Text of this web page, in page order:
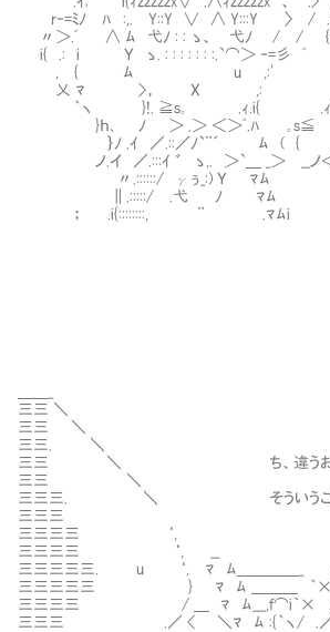
r‐=ﾐﾉ ﾊ :,. Y::Y ∨ ∧ Y:::Y
〃＞.ﾞ ∧ ﾑ 弋ﾉ : : ゝ、 弋ﾉ / /
i{ .: i Ｙ ゝ. : : : : : : :.`⌒＞ ‐=彡
, { ﾑ u ,:' ル .ｲ
乂 ﾏ >， X ,: ﾉ ｲ 子供
｀ヽ }!. ≧s｡ .ｨ.i{ .ｨi
}ｈ､ ﾉ ＞ .＞ ＜＞ﾟ.ﾊ ｡s≦
｝ﾉ .ｲ ／.::／ﾉ`¨´ ﾑ ( {
ノ.イ ／.:::ｲ ゛ ゝ,. ＞`＿ _＞ __ノ
〃.::::::/ γぅ_:) Ｙ ﾏﾑ
∥.:::::/ .弋 ﾉ ﾏﾑ
； .i{::::::::, ¨ .ﾏﾑ
三三 ＼
三三 ＼
三三. ＼
三三 ＼ ち、違うお
三三 ＼
三三三. ＼ そういうことを言い
三三三
三三三三 ‘,
三三三三 ‘, __
三三三三三. u ‘, ﾏ ﾑ＿＿＿＿_
三三三三三 } ﾏ ﾑ ＿＿＿ ｀
三三三三 / ＿ ﾏ ﾑ___,ｆ⌒i｀×
三三三 .／ < ＼ﾏ ﾑ :{｀ヽ/ .